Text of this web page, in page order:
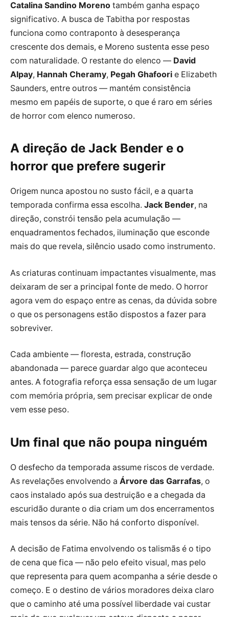
Catalina Sandino Moreno também ganha espaço
significativo. A busca de Tabitha por respostas
funciona como contraponto à desesperança
crescente dos demais, e Moreno sustenta esse peso
com naturalidade. O restante do elenco — David
Alpay, Hannah Cheramy, Pegah Ghafoori e Elizabeth
Saunders, entre outros — mantém consistência
mesmo em papéis de suporte, o que é raro em séries
de horror com elenco numeroso.
A direção de Jack Bender e o
horror que prefere sugerir
Origem nunca apostou no susto fácil, e a quarta
temporada confirma essa escolha. Jack Bender, na
direção, constrói tensão pela acumulação —
enquadramentos fechados, iluminação que esconde
mais do que revela, silêncio usado como instrumento.
As criaturas continuam impactantes visualmente, mas
deixaram de ser a principal fonte de medo. O horror
agora vem do espaço entre as cenas, da dúvida sobre
o que os personagens estão dispostos a fazer para
sobreviver.
Cada ambiente — floresta, estrada, construção
abandonada — parece guardar algo que aconteceu
antes. A fotografia reforça essa sensação de um lugar
com memória própria, sem precisar explicar de onde
vem esse peso.
Um final que não poupa ninguém
O desfecho da temporada assume riscos de verdade.
As revelações envolvendo a Árvore das Garrafas, o
caos instalado após sua destruição e a chegada da
escuridão durante o dia criam um dos encerramentos
mais tensos da série. Não há conforto disponível.
A decisão de Fatima envolvendo os talismãs é o tipo
de cena que fica — não pelo efeito visual, mas pelo
que representa para quem acompanha a série desde o
começo. E o destino de vários moradores deixa claro
que o caminho até uma possível liberdade vai custar